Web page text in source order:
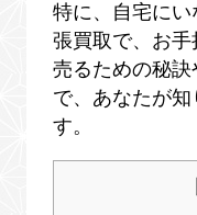
特に、自宅に
張買取で、お手
売るための秘訣
で、あなたが
す。